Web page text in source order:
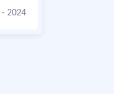
- 2024